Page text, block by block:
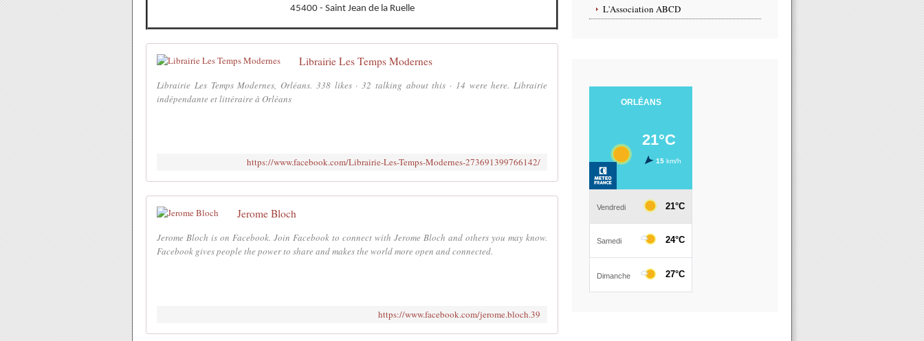
45400 - Saint Jean de la Ruelle
Librairie Les Temps Modernes
Librairie Les Temps Modernes, Orléans. 338 likes · 32 talking about this · 14 were here. Librairie
indépendante et littéraire à Orléans
https://www.facebook.com/Librairie-Les-Temps-Modernes-273691399766142/
Jerome Bloch
Jerome Bloch is on Facebook. Join Facebook to connect with Jerome Bloch and others you may know.
Facebook gives people the power to share and makes the world more open and connected.
https://www.facebook.com/jerome.bloch.39
L'Association ABCD